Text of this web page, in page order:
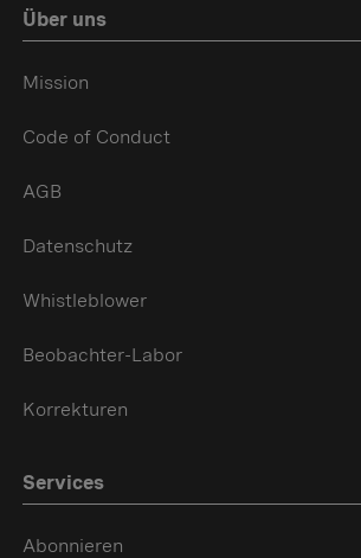
Über uns
Mission
Code of Conduct
AGB
Datenschutz
Whistleblower
Beobachter-Labor
Korrekturen
Services
Abonnieren